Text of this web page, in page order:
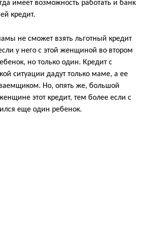
имеет возможность работать и банк
кредит.
не сможет взять льготный кредит
у него с этой женщиной во втором
но только один. Кредит с
ситуации дадут только маме, а ее
Но, опять же, большой
этот кредит, тем более если с
еще один ребенок.